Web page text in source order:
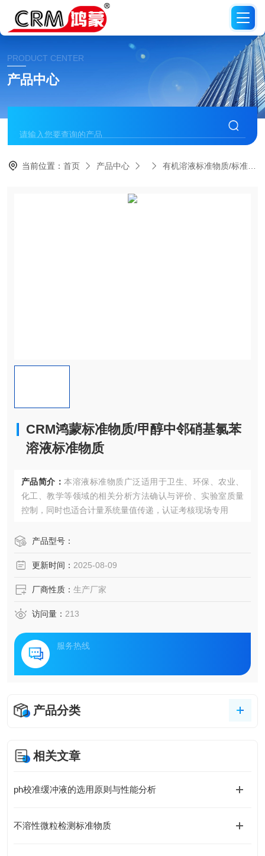
PRODUCT CENTER
产品中心
当前位置：首页 产品中心 有机溶液标准物质/标准品
CRM鸿蒙标准物质/甲醇中邻硝基氯苯
溶液标准物质
产品简介： 本溶液标准物质广泛适用于卫生、环保、农业、
化工、教学等领域的相关分析方法确认与评价、实验室质量
控制，同时也适合计量系统量值传递，认证考核现场专用
产品型号：
更新时间： 2025-08-09
厂商性质： 生产厂家
访问量： 213
服务热线
产品分类
相关文章
ph校准缓冲液的选用原则与性能分析
不溶性微粒检测标准物质